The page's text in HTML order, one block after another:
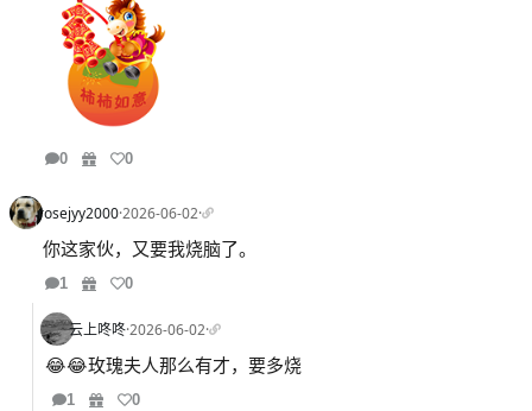
0 0
rosejyy2000·2026-06-02·
你这家伙，又要我烧脑了。
1 0
云上咚咚·2026-06-02·
😂😂玫瑰夫人那么有才，要多烧
1 0